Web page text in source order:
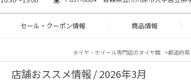
セール・クーポン情報 商品情報
タイヤ・ホイール専門店のタイヤ館 都道府
店舗おススメ情報 / 2026年3月